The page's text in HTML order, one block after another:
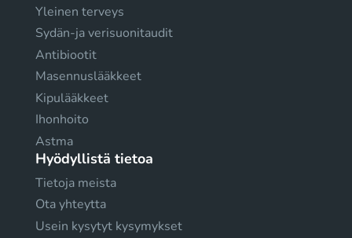
Yleinen terveys
Sydän-ja verisuonitaudit
Antibiootit
Masennuslääkkeet
Kipulääkkeet
Ihonhoito
Astma
Hyödyllistä tietoa
Tietoja meista
Ota yhteytta
Usein kysytyt kysymykset